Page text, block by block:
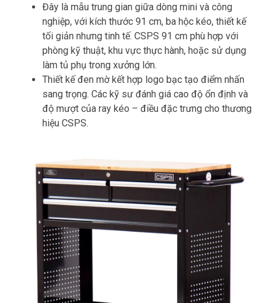
Đây là mẫu trung gian giữa dòng mini và công
nghiệp, với kích thước 91 cm, ba hộc kéo, thiết kế
tối giản nhưng tinh tế. CSPS 91 cm phù hợp với
phòng kỹ thuật, khu vực thực hành, hoặc sử dụng
làm tủ phụ trong xưởng lớn.
Thiết kế đen mờ kết hợp logo bạc tạo điểm nhấn
sang trọng. Các kỹ sư đánh giá cao độ ổn định và
độ mượt của ray kéo – điều đặc trưng cho thương
hiệu CSPS.